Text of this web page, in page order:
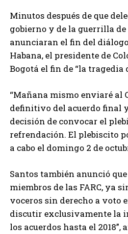
Minutos después de que
gobierno y de la guerrilla de
anunciaran el fin del
Habana, el presidente de
Bogotá el fin de “la tragedia
“Mañana mismo enviaré al
definitivo del acuerdo final
decisión de convocar el
refrendación. El plebiscito
a cabo el domingo 2 de
Santos también anunció
miembros de las FARC, ya
voceros sin derecho a voto
discutir exclusivamente la
los acuerdos hasta el